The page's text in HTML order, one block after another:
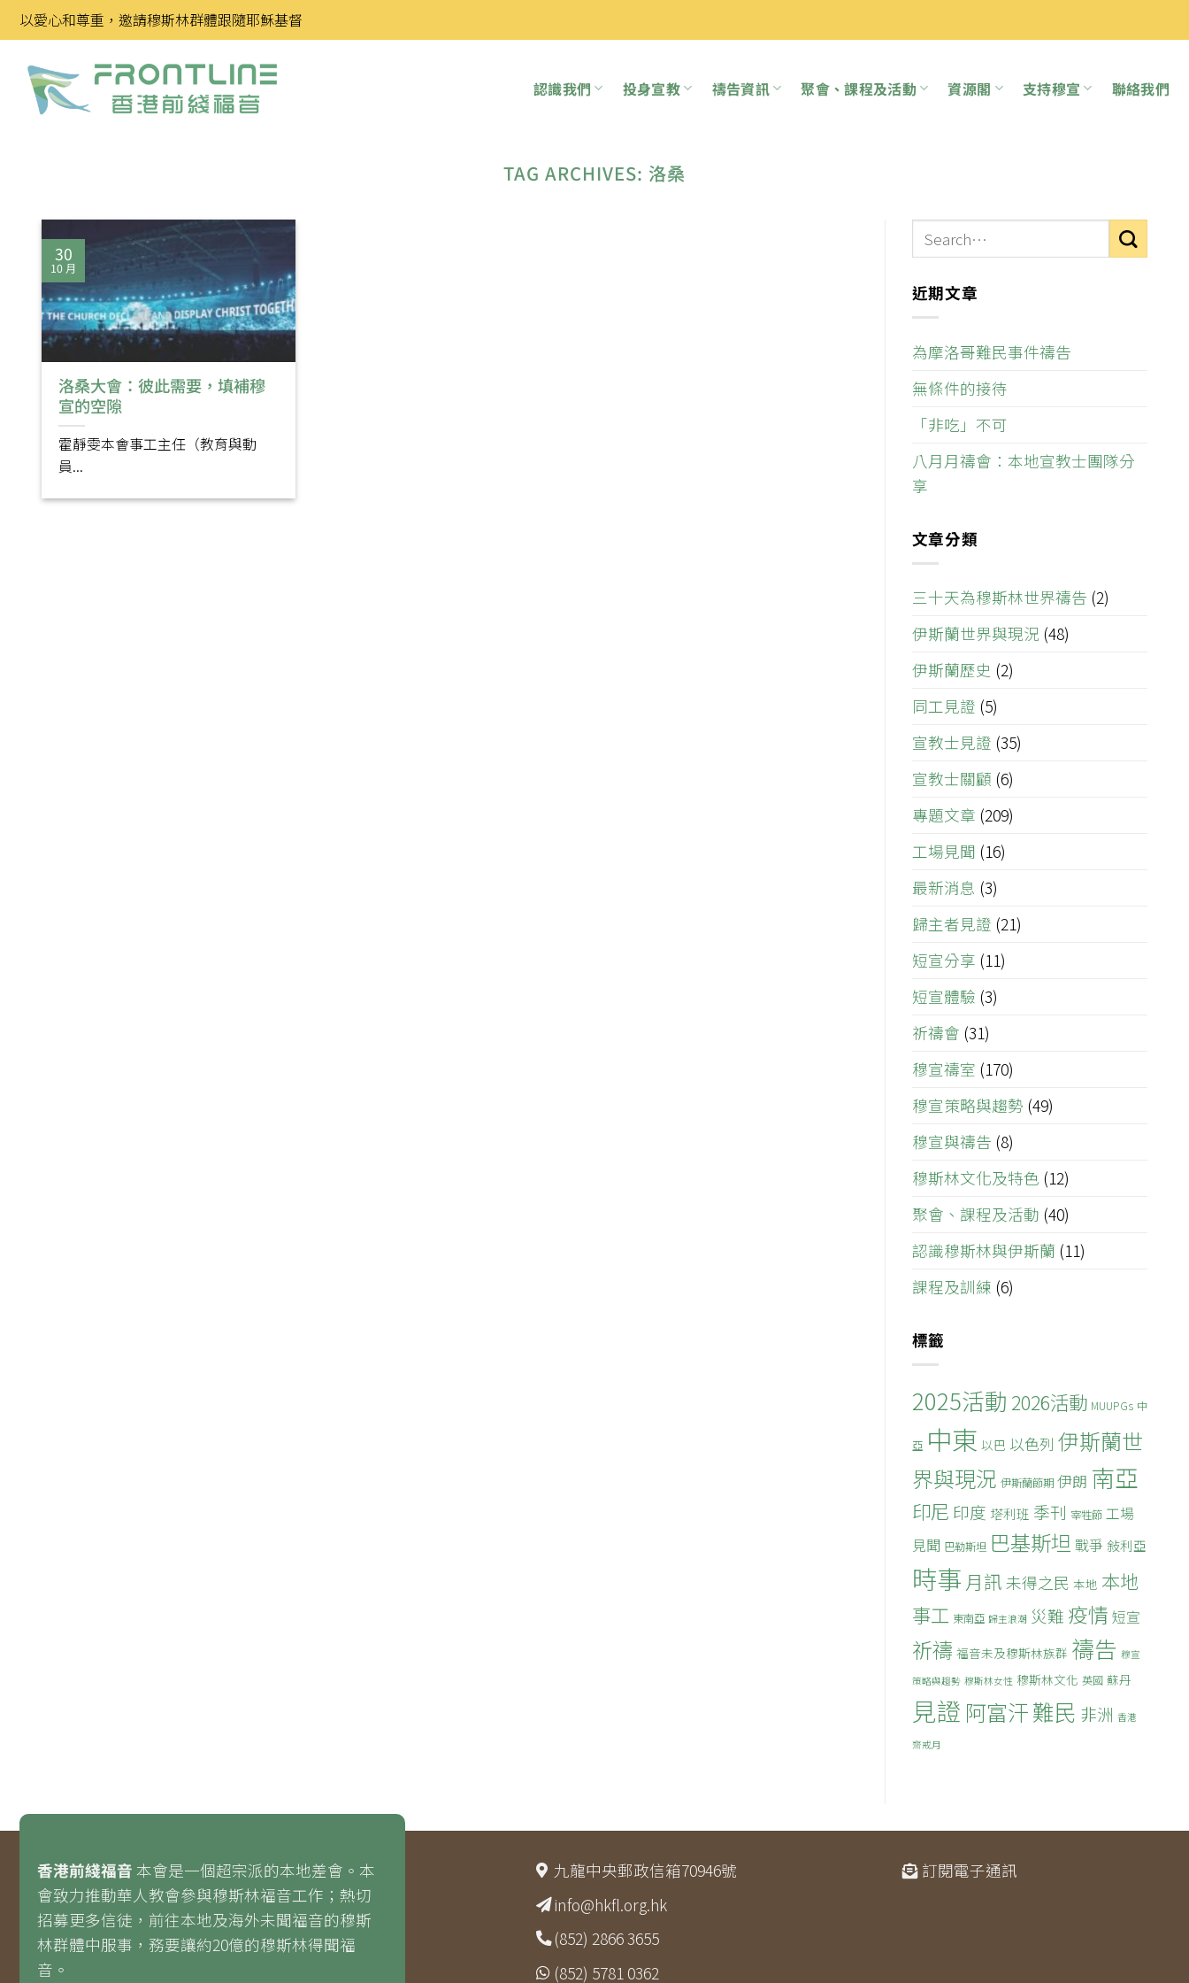
Skip
to
content
以愛心和尊重，邀請穆斯林群體跟隨耶穌基督
認識我們 投身宣教 禱告資訊 聚會、課程及活動 資源閣 支持穆宣 聯絡我們
TAG ARCHIVES: 洛桑
洛桑大會：彼此需要，填補穆
宣的空隙
霍靜雯本會事工主任（教育與動
員...
30
10 月
近期文章
為摩洛哥難民事件禱告
無條件的接待
「非吃」不可
八月月禱會：本地宣教士團隊分
享
文章分類
三十天為穆斯林世界禱告 (2)
伊斯蘭世界與現況 (48)
伊斯蘭歷史 (2)
同工見證 (5)
宣教士見證 (35)
宣教士關顧 (6)
專題文章 (209)
工場見聞 (16)
最新消息 (3)
歸主者見證 (21)
短宣分享 (11)
短宣體驗 (3)
祈禱會 (31)
穆宣禱室 (170)
穆宣策略與趨勢 (49)
穆宣與禱告 (8)
穆斯林文化及特色 (12)
聚會、課程及活動 (40)
認識穆斯林與伊斯蘭 (11)
課程及訓練 (6)
標籤
2025活動 2026活動 MUUPGs 中
亞 中東 以巴 以色列 伊斯蘭世
界與現況 伊斯蘭節期 伊朗 南亞
印尼 印度 塔利班 季刊 宰牲節 工場
見聞 巴勒斯坦 巴基斯坦 戰爭 敍利亞
時事 月訊未得之民 本地 本地
事工 東南亞 歸主浪潮 災難 疫情 短宣
祈禱 福音未及穆斯林族群 禱告 穆宣
策略與趨勢 穆斯林女性 穆斯林文化 英國 蘇丹
見證 阿富汗難民 非洲 香港
齋戒月
香港前綫福音 本會是一個超宗派的本地差會。本
會致力推動華人教會參與穆斯林福音工作；熱切
招募更多信徒，前往本地及海外未聞福音的穆斯
林群體中服事，務要讓約20億的穆斯林得聞福
音。
九龍中央郵政信箱70946號
info@hkfl.org.hk
(852) 2866 3655
(852) 5781 0362
訂閱電子通訊